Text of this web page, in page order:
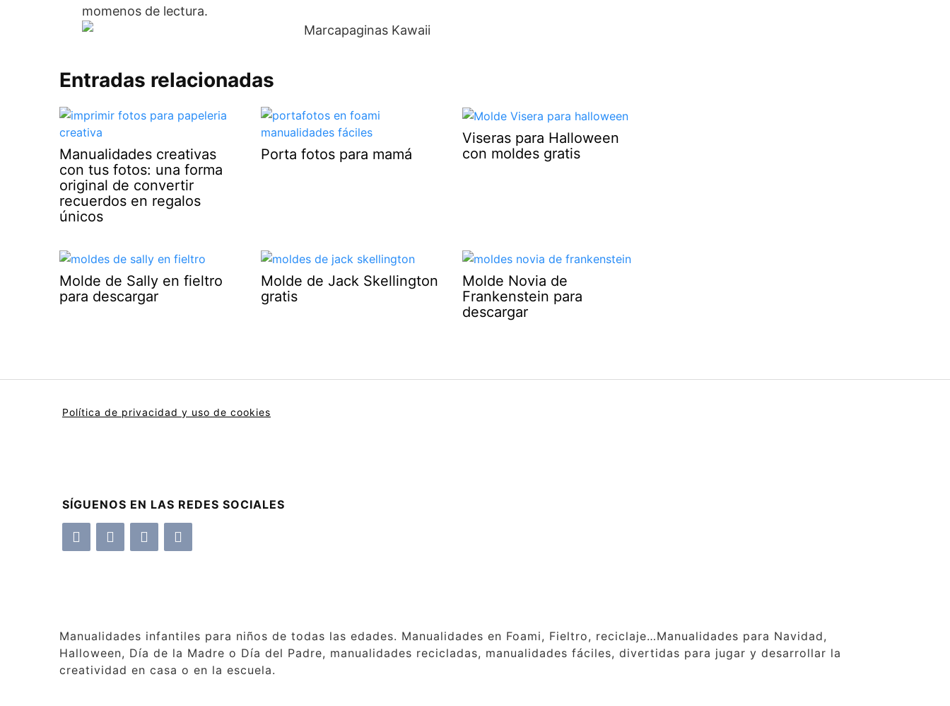
momenos de lectura.
Entradas relacionadas
Manualidades creativas
con tus fotos: una forma
original de convertir
recuerdos en regalos
únicos
Porta fotos para mamá
Viseras para Halloween
con moldes gratis
Molde de Sally en fieltro
para descargar
Molde de Jack Skellington
gratis
Molde Novia de
Frankenstein para
descargar
Política de privacidad y uso de cookies
SÍGUENOS EN LAS REDES SOCIALES
Manualidades infantiles para niños de todas las edades. Manualidades en Foami, Fieltro, reciclaje…Manualidades para Navidad,
Halloween, Día de la Madre o Día del Padre, manualidades recicladas, manualidades fáciles, divertidas para jugar y desarrollar la
creatividad en casa o en la escuela.